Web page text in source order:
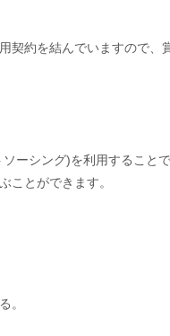
契約を結んでいますので、
ーシング)を利用すること
ことができます。
。